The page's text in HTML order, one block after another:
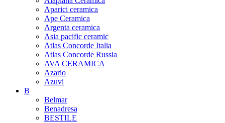
Aparici ceramica
Ape Ceramica
Argenta ceramica
Asia pacific ceramic
Atlas Concorde Italia
Atlas Concorde Russia
AVA CERAMICA
Azario
Azuvi
B
Belmar
Benadresa
BESTILE